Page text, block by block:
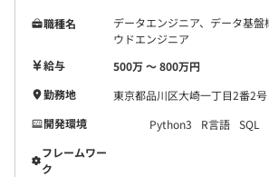
職種名
データエンジニア、データ基
ウドエンジニア
給与
500万 〜 800万円
勤務地
東京都品川区大崎一丁目2番2号
開発環境
Python3 R言語 SQL
フレームワー
ク